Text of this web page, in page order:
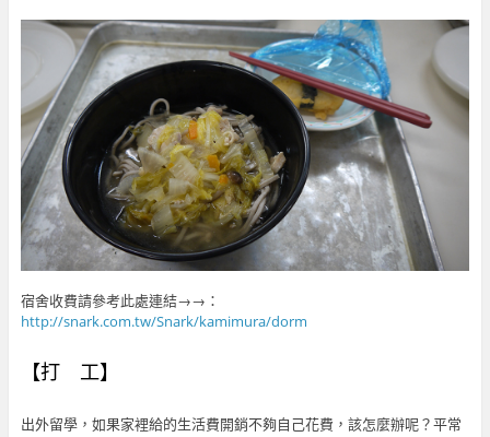
宿舍收費請參考此處連結→→：
http://snark.com.tw/Snark/kamimura/dorm
【打 工】
出外留學，如果家裡給的生活費開銷不夠自己花費，該怎麼辦呢？平常